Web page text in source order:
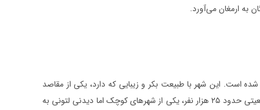
به ارمغان می‌آورد.
است. این شهر با طبیعت بکر و زیبایی که دارد، یکی از مقاصد
گردشگری پرطرفدار در لتونی محسوب می‌شود. والمیرا با مساحتی بیش از ۱۴ کیلومتر مربع و جمعیتی حدود ۲۵ هزار نفر، یکی از شهرهای کوچک اما دیدنی لتونی به